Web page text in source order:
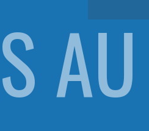
AU